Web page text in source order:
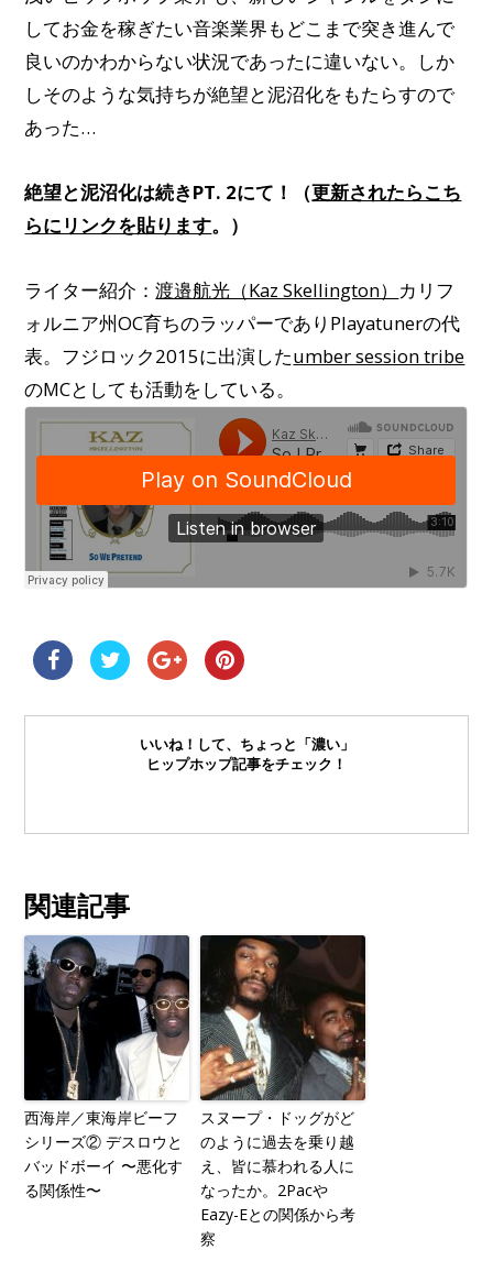
してお金を稼ぎたい音楽業界もどこまで突き進んで
良いのかわからない状況であったに違いない。しか
しそのような気持ちが絶望と泥沼化をもたらすので
あった…
絶望と泥沼化は続きPT. 2にて！（更新されたらこち
らにリンクを貼ります。）
ライター紹介：渡邉航光（Kaz Skellington） カリフ
ォルニア州OC育ちのラッパーでありPlayatunerの代
表。フジロック2015に出演したumber session tribe
のMCとしても活動をしている。
いいね！して、ちょっと「濃い」
ヒップホップ記事をチェック！
関連記事
西海岸／東海岸ビーフ
シリーズ② デスロウと
バッドボーイ 〜悪化す
る関係性〜
スヌープ・ドッグがど
のように過去を乗り越
え、皆に慕われる人に
なったか。2Pacや
Eazy-Eとの関係から考
察